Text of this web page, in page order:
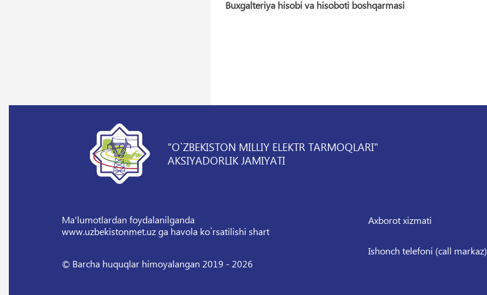
Buxgalteriya hisobi va hisoboti boshqarmasi
"O`ZBEKISTON MILLIY ELEKTR TARMOQLARI"
AKSIYADORLIK JAMIYATI
Ma'lumotlardan foydalanilganda
www.uzbekistonmet.uz ga havola ko`rsatilishi shart
© Barcha huquqlar himoyalangan 2019 - 2026
Axborot xizmati
Ishonch telefoni (call markaz)